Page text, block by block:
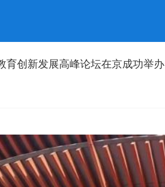
育创新发展高峰论坛在京成功举办